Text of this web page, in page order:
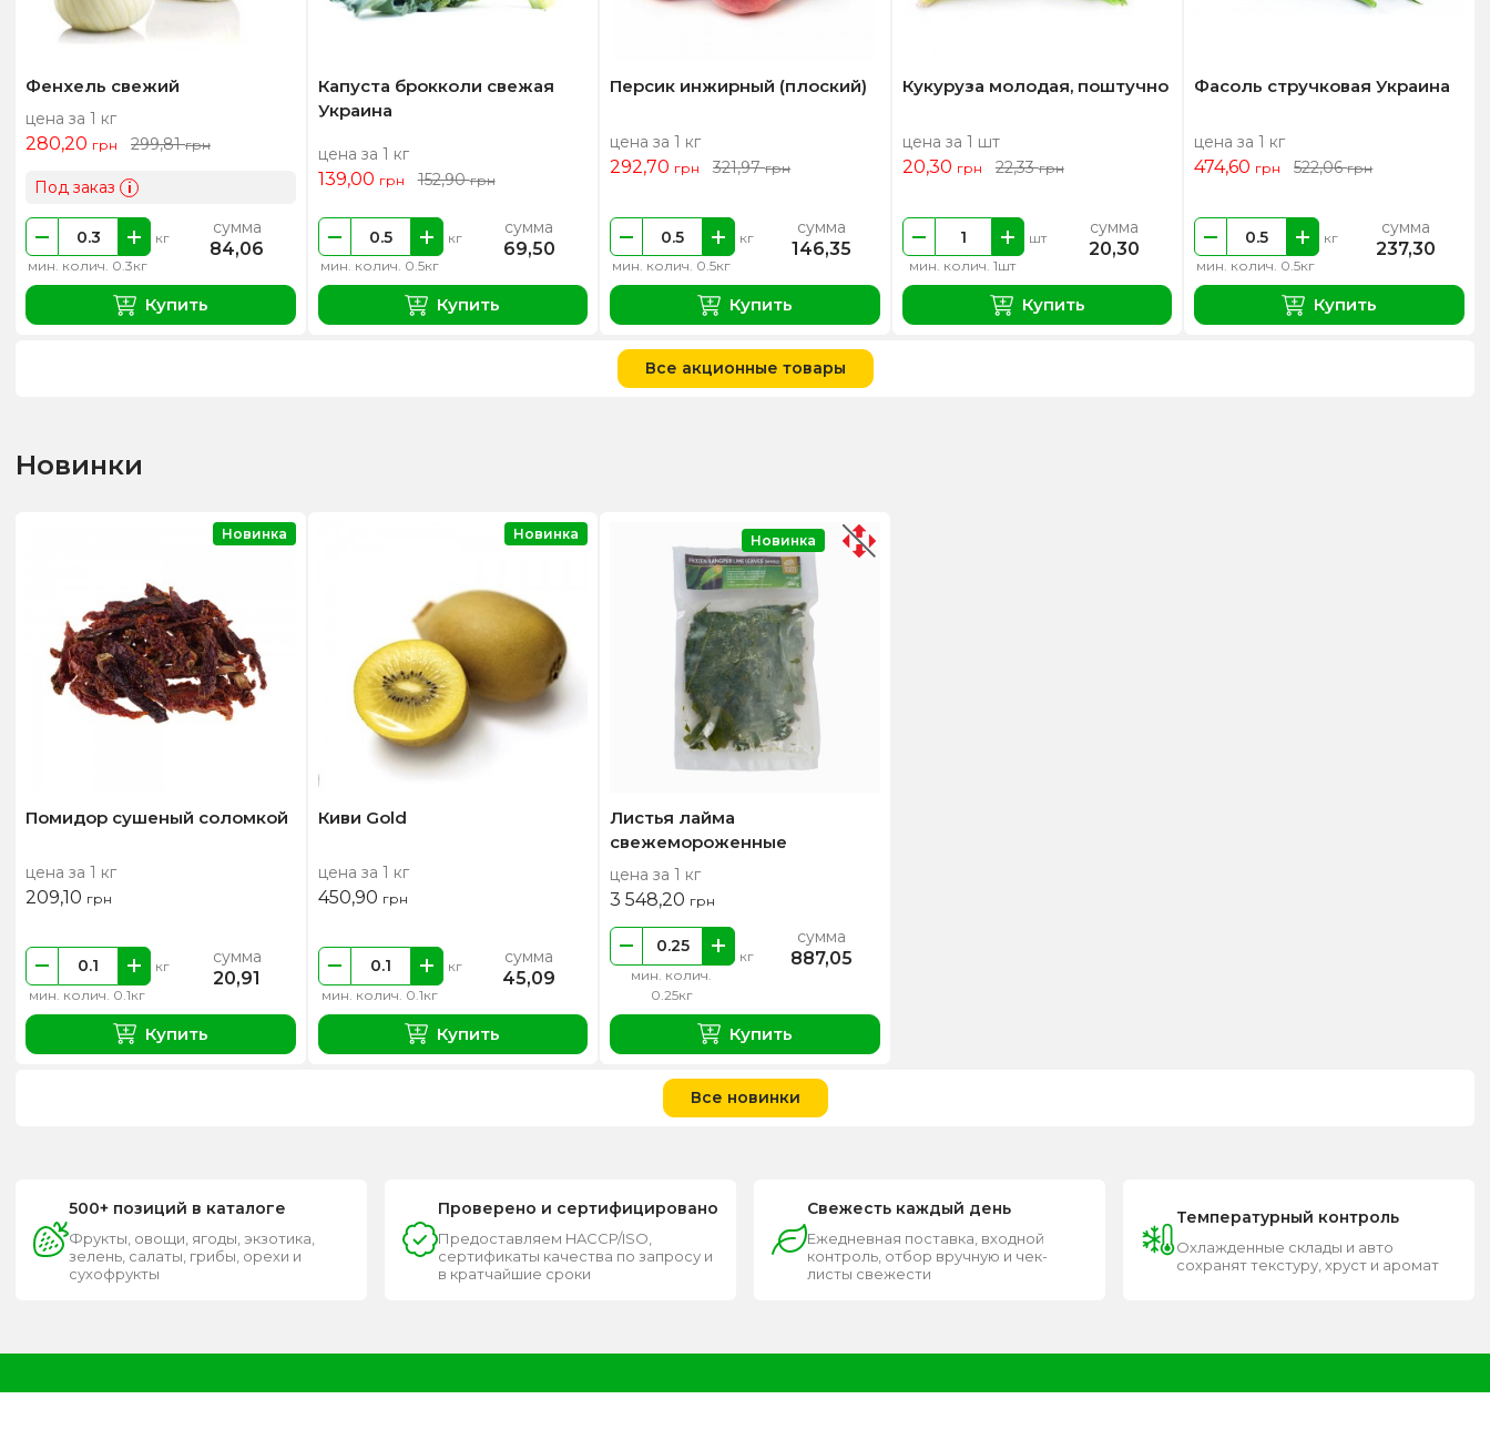
Фенхель свежий
цена за 1 кг
280,20 грн 299,81грн
Под заказ i
мин. колич. 0.3кг
кг сумма
84,06
Купить
Капуста брокколи свежая
Украина
цена за 1 кг
139,00 грн 152,90грн
мин. колич. 0.5кг
кг сумма
69,50
Купить
Персик инжирный (плоский)
цена за 1 кг
292,70 грн 321,97грн
мин. колич. 0.5кг
кг сумма
146,35
Купить
Кукуруза молодая, поштучно
цена за 1 шт
20,30 грн 22,33грн
мин. колич. 1шт
шт сумма
20,30
Купить
Фасоль стручковая Украина
цена за 1 кг
474,60 грн 522,06грн
мин. колич. 0.5кг
кг сумма
237,30
Купить
Все акционные товары
Новинки
Помидор сушеный соломкой
цена за 1 кг
209,10 грн
мин. колич. 0.1кг
кг сумма
20,91
Купить
Новинка
Киви Gold
цена за 1 кг
450,90 грн
мин. колич. 0.1кг
кг сумма
45,09
Купить
Новинка
Листья лайма
свежемороженные
цена за 1 кг
3 548,20 грн
мин. колич.
0.25кг
кг
сумма
887,05
Купить
Новинка
Все новинки
500+ позиций в каталоге
Фрукты, овощи, ягоды, экзотика,
зелень, салаты, грибы, орехи и
сухофрукты
Проверено и сертифицировано
Предоставляем HACCP/ISO,
сертификаты качества по запросу и
в кратчайшие сроки
Свежесть каждый день
Ежедневная поставка, входной
контроль, отбор вручную и чек-
листы свежести
Температурный контроль
Охлажденные склады и авто
сохранят текстуру, хруст и аромат